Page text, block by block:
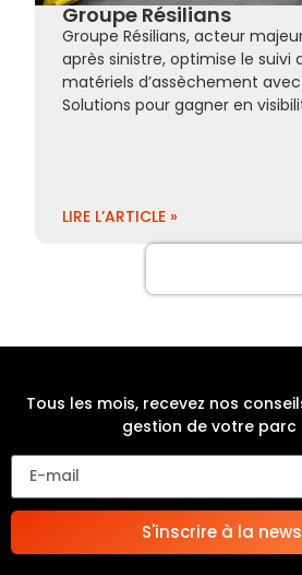
Groupe Résilians
Groupe Résilians, acteur
après sinistre, optimise le suivi
matériels d’assèchement
Solutions pour gagner en
LIRE L’ARTICLE »
Tous les mois, recevez nos
gestion de votre parc
S'inscrire à la